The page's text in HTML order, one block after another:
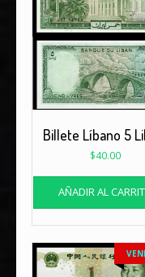
Billete Líbano 5
$40.00
AÑADIR AL